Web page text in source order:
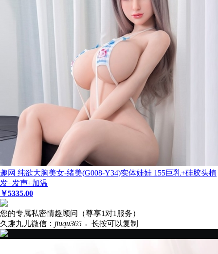
趣网 纯欲大胸美女-绪美(G008-Y34)实体娃娃 155巨乳+硅胶头植
发+发声+加温
￥5335.00
您的专属私密情趣顾问（尊享1对1服务）
久趣九儿微信： jiuqu365 ←长按可以复制